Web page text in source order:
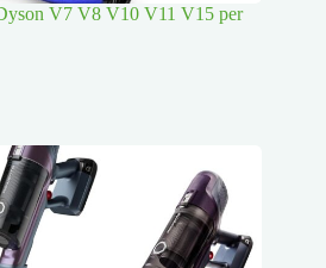
V7 V8 V10 V11 V15 per